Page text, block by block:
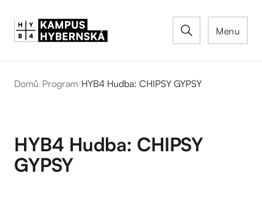
Menu
Domů/Program/HYB4 Hudba: CHIPSY GYPSY
HYB4 Hudba: CHIPSY
GYPSY